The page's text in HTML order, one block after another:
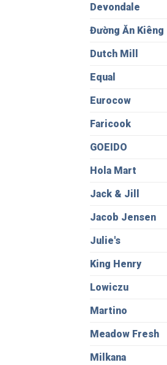
Devondale
Đường Ăn Kiêng
Dutch Mill
Equal
Eurocow
Faricook
GOEIDO
Hola Mart
Jack & Jill
Jacob Jensen
Julie's
King Henry
Lowiczu
Martino
Meadow Fresh
Milkana